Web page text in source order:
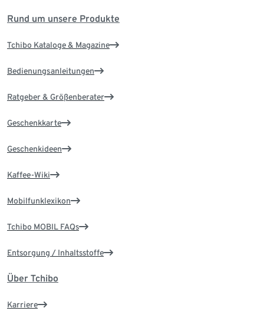
Rund um unsere Produkte
Tchibo Kataloge & Magazine
Bedienungsanleitungen
Ratgeber & Größenberater
Geschenkkarte
Geschenkideen
Kaffee-Wiki
Mobilfunklexikon
Tchibo MOBIL FAQs
Entsorgung / Inhaltsstoffe
Über Tchibo
Karriere